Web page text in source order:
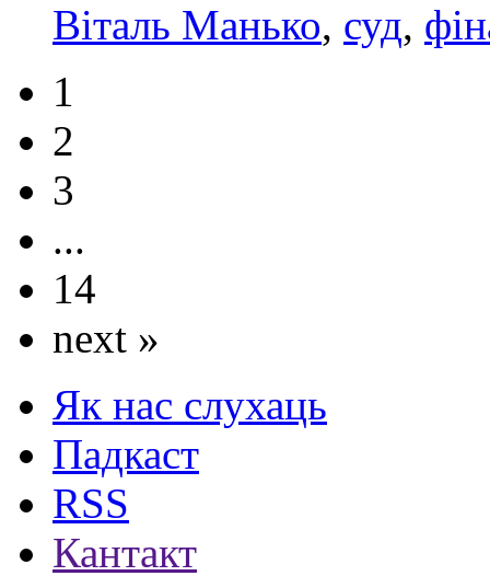
Віталь Манько, суд,
1
2
3
...
14
next »
Як нас слухаць
Падкаст
RSS
Кантакт